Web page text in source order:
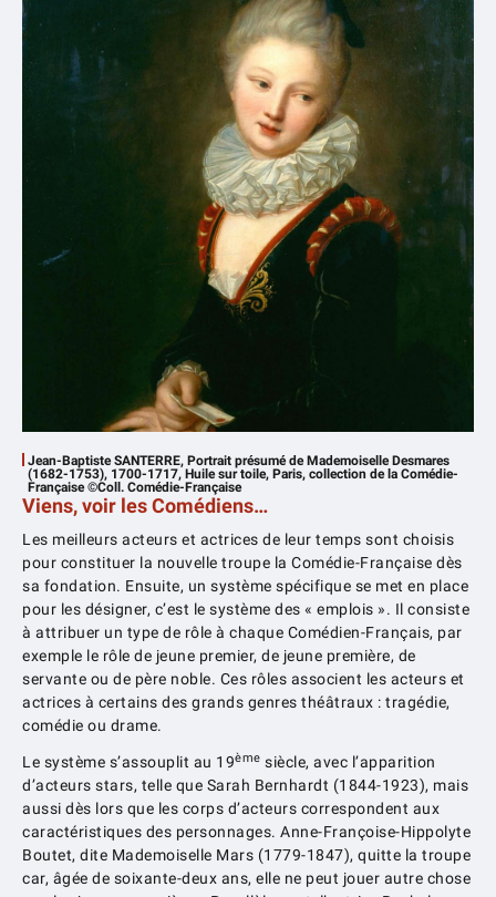
Jean-Baptiste SANTERRE, Portrait présumé de Mademoiselle Desmares
(1682-1753), 1700-1717, Huile sur toile, Paris, collection de la Comédie-
Française ©Coll. Comédie-Française
Viens, voir les Comédiens…
Les meilleurs acteurs et actrices de leur temps sont choisis
pour constituer la nouvelle troupe la Comédie-Française dès
sa fondation. Ensuite, un système spécifique se met en place
pour les désigner, c’est le système des « emplois ». Il consiste
à attribuer un type de rôle à chaque Comédien-Français, par
exemple le rôle de jeune premier, de jeune première, de
servante ou de père noble. Ces rôles associent les acteurs et
actrices à certains des grands genres théâtraux : tragédie,
comédie ou drame.
Le système s’assouplit au 19ème siècle, avec l’apparition
d’acteurs stars, telle que Sarah Bernhardt (1844-1923), mais
aussi dès lors que les corps d’acteurs correspondent aux
caractéristiques des personnages. Anne-Françoise-Hippolyte
Boutet, dite Mademoiselle Mars (1779-1847), quitte la troupe
car, âgée de soixante-deux ans, elle ne peut jouer autre chose